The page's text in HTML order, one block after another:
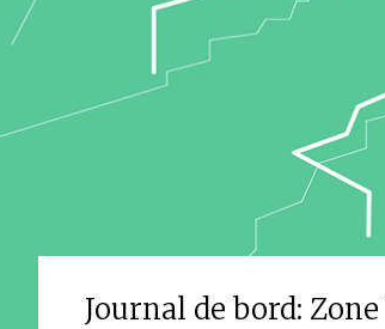
Journal de bord: